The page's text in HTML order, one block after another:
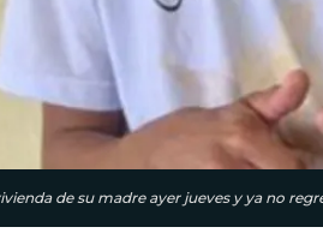
de su madre ayer jueves y ya no